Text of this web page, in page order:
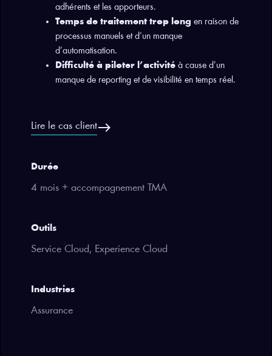
adhérents et les apporteurs.
Temps de traitement trop long en raison de
processus manuels et d’un manque
d’automatisation.
Difficulté à piloter l’activité à cause d’un
manque de reporting et de visibilité en temps réel.
Lire le cas clienteast
Durée
4 mois + accompagnement TMA
Outils
Service Cloud, Experience Cloud
Industries
Assurance